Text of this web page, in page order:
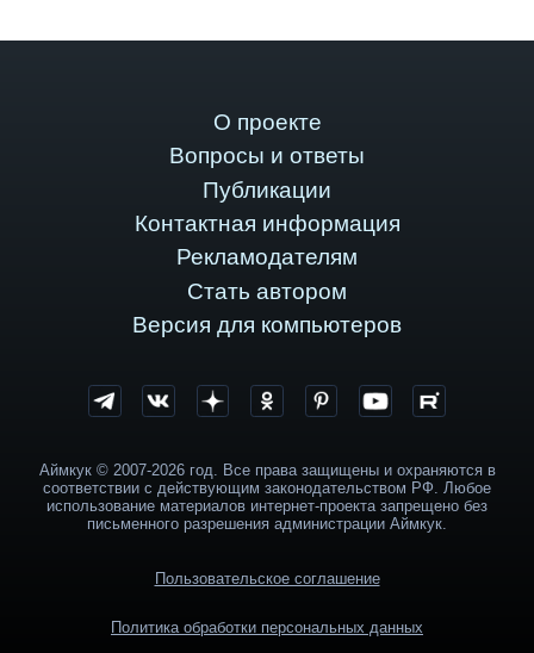
О проекте
Вопросы и ответы
Публикации
Контактная информация
Рекламодателям
Стать автором
Версия для компьютеров
Аймкук © 2007-2026 год. Все права защищены и охраняются в
соответствии с действующим законодательством РФ. Любое
использование материалов интернет-проекта запрещено без
письменного разрешения администрации Аймкук.
Пользовательское соглашение
Политика обработки персональных данных